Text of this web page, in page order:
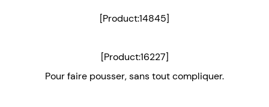
[Product:14845]
[Product:16227]
Pour faire pousser, sans tout compliquer.